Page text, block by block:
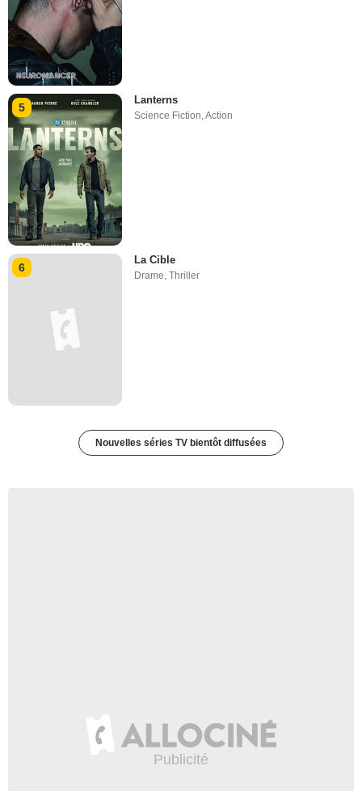
5
Lanterns
Science Fiction ,Action
6
La Cible
Drame,Thriller
Nouvelles séries TV bientôt diffusées